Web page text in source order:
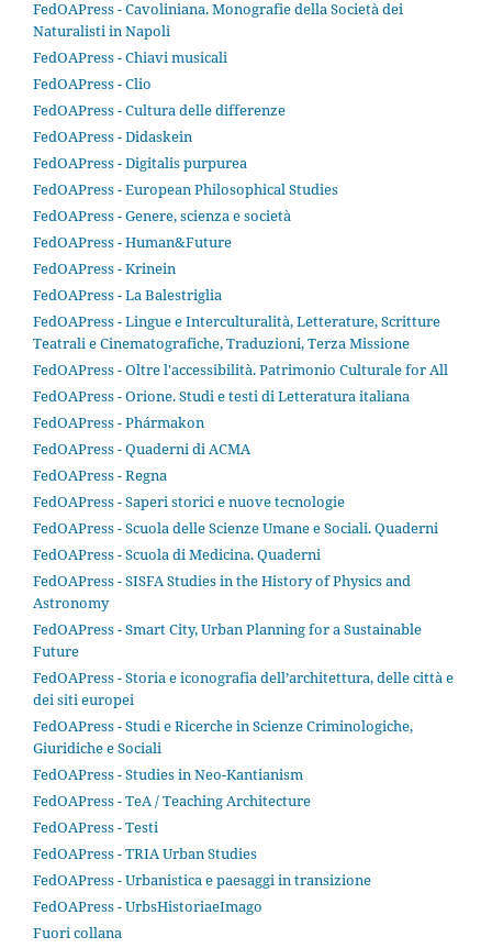
FedOAPress - Cavoliniana. Monografie della Società dei
Naturalisti in Napoli
FedOAPress - Chiavi musicali
FedOAPress - Clio
FedOAPress - Cultura delle differenze
FedOAPress - Didaskein
FedOAPress - Digitalis purpurea
FedOAPress - European Philosophical Studies
FedOAPress - Genere, scienza e società
FedOAPress - Human&Future
FedOAPress - Krinein
FedOAPress - La Balestriglia
FedOAPress - Lingue e Interculturalità, Letterature, Scritture
Teatrali e Cinematografiche, Traduzioni, Terza Missione
FedOAPress - Oltre l'accessibilità. Patrimonio Culturale for All
FedOAPress - Orione. Studi e testi di Letteratura italiana
FedOAPress - Phármakon
FedOAPress - Quaderni di ACMA
FedOAPress - Regna
FedOAPress - Saperi storici e nuove tecnologie
FedOAPress - Scuola delle Scienze Umane e Sociali. Quaderni
FedOAPress - Scuola di Medicina. Quaderni
FedOAPress - SISFA Studies in the History of Physics and
Astronomy
FedOAPress - Smart City, Urban Planning for a Sustainable
Future
FedOAPress - Storia e iconografia dell’architettura, delle città e
dei siti europei
FedOAPress - Studi e Ricerche in Scienze Criminologiche,
Giuridiche e Sociali
FedOAPress - Studies in Neo-Kantianism
FedOAPress - TeA / Teaching Architecture
FedOAPress - Testi
FedOAPress - TRIA Urban Studies
FedOAPress - Urbanistica e paesaggi in transizione
FedOAPress - UrbsHistoriaeImago
Fuori collana